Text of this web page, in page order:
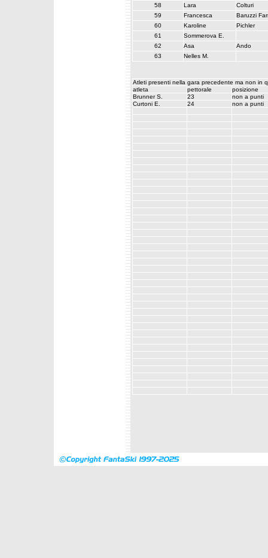
58
Lara
Colturi
59
Francesca
Baruzzi
60
Karoline
Pichler
61
Sommerova E.
62
Asa
Ando
63
Nelles M.
Atleti presenti nella gara precedente ma non in
atleta
pettorale
posizione
Brunner S.
23
non a punti
Curtoni E.
24 non a punti